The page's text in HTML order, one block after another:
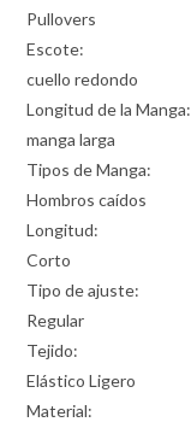
Pullovers
Escote:
cuello redondo
Longitud de la Manga:
manga larga
Tipos de Manga:
Hombros caídos
Longitud:
Corto
Tipo de ajuste:
Regular
Tejido:
Elástico Ligero
Material: